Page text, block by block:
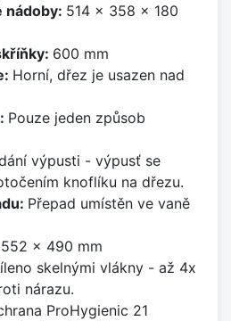
nádoby: 514 x 358 x 180
600 mm
Horní, dřez je usazen nad
Pouze jeden způsob
výpusti - výpusť se
knoflíku na dřezu.
Přepad umístěn ve vaně
552 x 490 mm
skelnými vlákny - až 4x
nárazu.
ProHygienic 21